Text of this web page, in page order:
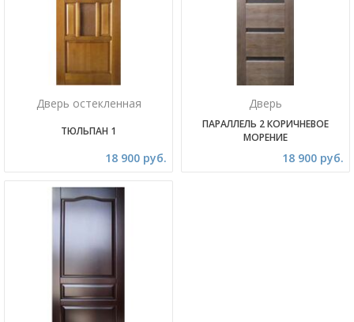
Дверь остекленная
ТЮЛЬПАН 1
18 900 руб.
Дверь
ПАРАЛЛЕЛЬ 2 КОРИЧНЕВОЕ
МОРЕНИЕ
18 900 руб.